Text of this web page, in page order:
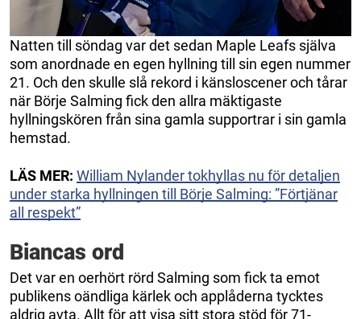
Natten till söndag var det sedan Maple Leafs själva
som anordnade en egen hyllning till sin egen nummer
21. Och den skulle slå rekord i känsloscener och tårar
när Börje Salming fick den allra mäktigaste
hyllningskören från sina gamla supportrar i sin gamla
hemstad.
LÄS MER: William Nylander tokhyllas nu för detaljen
under starka hyllningen till Börje Salming: ”Förtjänar
all respekt”
Biancas ord
Det var en oerhört rörd Salming som fick ta emot
publikens oändliga kärlek och applåderna tycktes
aldrig avta. Allt för att visa sitt stora stöd för 71-